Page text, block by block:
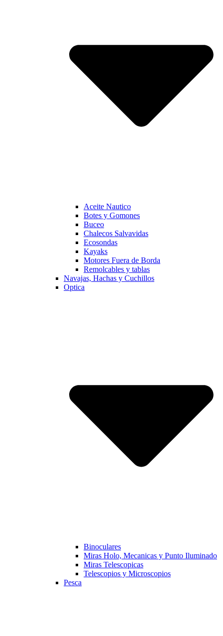
Aceite Nautico
Botes y Gomones
Buceo
Chalecos Salvavidas
Ecosondas
Kayaks
Motores Fuera de Borda
Remolcables y tablas
Navajas, Hachas y Cuchillos
Optica
Binoculares
Miras Holo, Mecanicas y Punto Iluminado
Miras Telescopicas
Telescopios y Microscopios
Pesca